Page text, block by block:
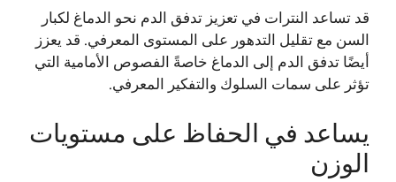
قد تساعد النترات في تعزيز تدفق الدم نحو الدماغ لكبار
السن مع تقليل التدهور على المستوى المعرفي. قد يعزز
أيضًا تدفق الدم إلى الدماغ خاصةً الفصوص الأمامية التي
تؤثر على سمات السلوك والتفكير المعرفي.
يساعد في الحفاظ على مستويات
الوزن